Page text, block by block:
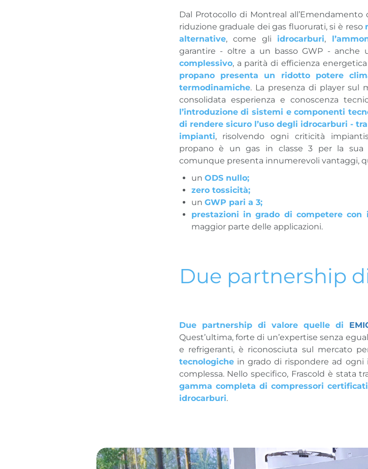
Dal Protocollo di Montreal
riduzione graduale dei gas fluorurati, si è reso
alternative, come gli idrocarburi,
garantire - oltre a un basso GWP - anche
complessivo, a parità di efficienza
propano presenta un ridotto potere
termodinamiche. La presenza di player sul
consolidata esperienza e conoscenza
l’introduzione di sistemi e componenti
di rendere sicuro l’uso degli idrocarburi -
impianti, risolvendo ogni criticità
propano è un gas in classe 3 per la sua
comunque presenta innumerevoli vantaggi,
un ODS nullo;
zero tossicità;
un GWP pari a 3;
prestazioni in grado di competere con
maggior parte delle applicazioni.
Due partnership
Due partnership di valore quelle di
Quest’ultima, forte di un’expertise senza
e refrigeranti, è riconosciuta sul mercato
tecnologichein grado di rispondere ad ogni
complessa. Nello specifico, Frascold è stata
gamma completa di compressori
idrocarburi.